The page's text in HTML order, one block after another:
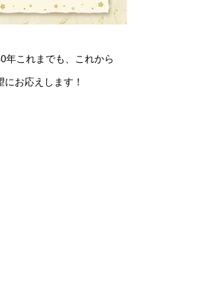
年これまでも、これから
お応えします！